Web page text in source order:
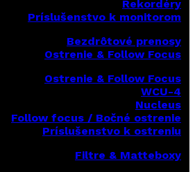
Rekordéry
Príslušenstvo k monitorom
Bezdrôtové prenosy
Ostrenie & Follow Focus
Ostrenie & Follow Focus
WCU-4
Nucleus
Follow focus / Bočné ostrenie
Príslušenstvo k ostreniu
Filtre & Matteboxy